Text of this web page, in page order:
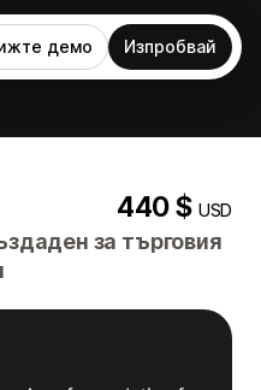
демо Изпробвай
440 $USD
за търговия